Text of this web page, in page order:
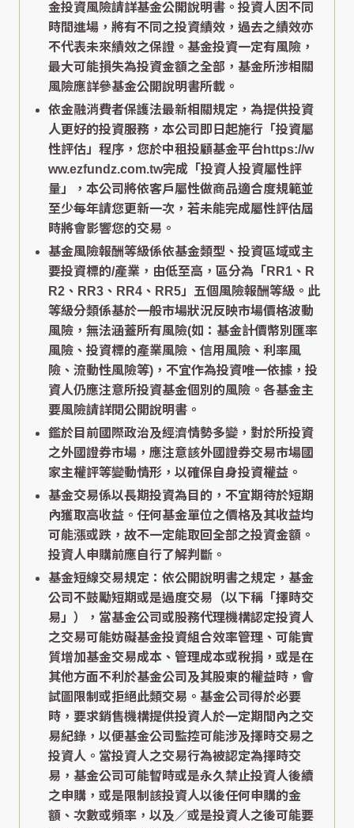
金投資風險請詳基金公開說明書。投資人因不同
時間進場，將有不同之投資績效，過去之績效亦
不代表未來績效之保證。基金投資一定有風險，
最大可能損失為投資金額之全部，基金所涉相關
風險應詳參基金公開說明書所載。
依金融消費者保護法最新相關規定，為提供投資
人更好的投資服務，本公司即日起施行「投資屬
性評估」程序，您於中租投顧基金平台https://w
ww.ezfundz.com.tw完成「投資人投資屬性評
量」，本公司將依客戶屬性做商品適合度規範並
至少每年請您更新一次，若未能完成屬性評估屆
時將會影響您的交易。
基金風險報酬等級係依基金類型、投資區域或主
要投資標的/產業，由低至高，區分為「RR1、R
R2、RR3、RR4、RR5」五個風險報酬等級。此
等級分類係基於一般市場狀況反映市場價格波動
風險，無法涵蓋所有風險(如：基金計價幣別匯率
風險、投資標的產業風險、信用風險、利率風
險、流動性風險等)，不宜作為投資唯一依據，投
資人仍應注意所投資基金個別的風險。各基金主
要風險請詳閱公開說明書。
鑑於目前國際政治及經濟情勢多變，對於所投資
之外國證券市場，應注意該外國證券交易市場國
家主權評等變動情形，以確保自身投資權益。
基金交易係以長期投資為目的，不宜期待於短期
內獲取高收益。任何基金單位之價格及其收益均
可能漲或跌，故不一定能取回全部之投資金額。
投資人申購前應自行了解判斷。
基金短線交易規定：依公開說明書之規定，基金
公司不鼓勵短期或是過度交易（以下稱「擇時交
易」），當基金公司或股務代理機構認定投資人
之交易可能妨礙基金投資組合效率管理、可能實
質增加基金交易成本、管理成本或稅捐，或是在
其他方面不利於基金公司及其股東的權益時，會
試圖限制或拒絕此類交易。基金公司得於必要
時，要求銷售機構提供投資人於一定期間內之交
易紀錄，以便基金公司監控可能涉及擇時交易之
投資人。當投資人之交易行為被認定為擇時交
易，基金公司可能暫時或是永久禁止投資人後續
之申購，或是限制該投資人以後任何申購的金
額、次數或頻率，以及／或是投資人之後可能要